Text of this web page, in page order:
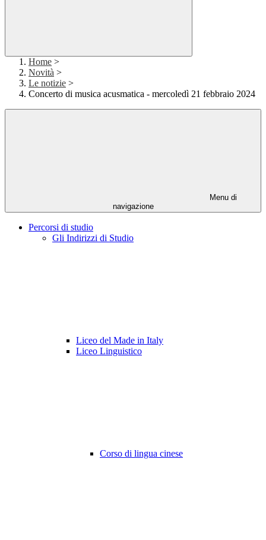
Home >
Novità >
Le notizie >
Concerto di musica acusmatica - mercoledì 21 febbraio 2024
Menu di
navigazione
Percorsi di studio
Gli Indirizzi di Studio
Liceo del Made in Italy
Liceo Linguistico
Corso di lingua cinese